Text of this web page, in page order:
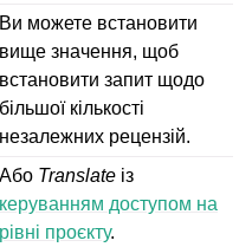
Ви можете встановити
вище значення, щоб
встановити запит щодо
більшої кількості
незалежних рецензій.
Або Translate із
керуванням доступом на
рівні проєкту.